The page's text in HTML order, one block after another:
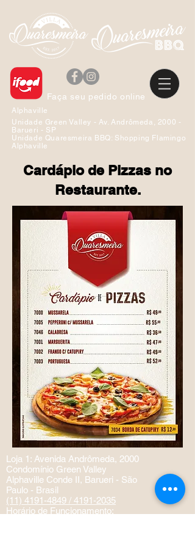
Faça seu pedido online
Alphaville
Unidade Green Valley - Av. Andrômeda, 2000 -
Barueri - SP
Unidade Quaresmeira BBQ: Shopping Flamingo
Alphaville
Cardápio de Pizzas no
Restaurante.
Loja 1: Avenida Andrômeda, 2000
Condomínio Green Valley
Alphaville Conde II, Barueri - São
Paulo - Brasil
(11) 4191-4849 / 4191-2035
Horário de Funcionamento: